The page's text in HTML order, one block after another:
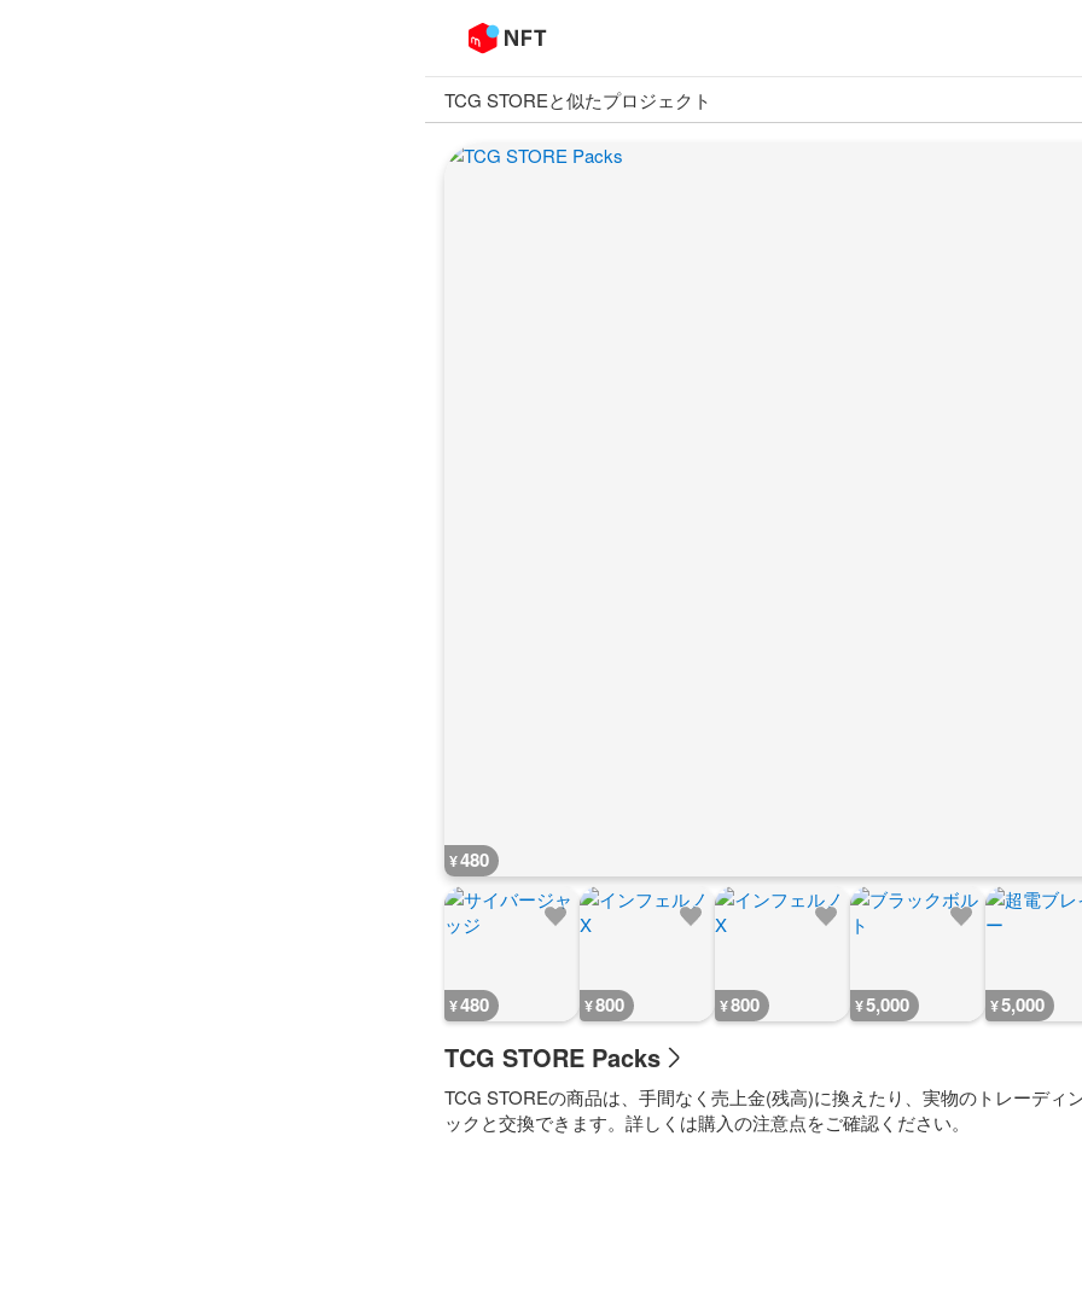
TCG STOREと似たプロジェクト
¥480
¥480 ¥800 ¥800 ¥5,000 ¥5,000
TCG STORE Packs
TCG STOREの商品は、手間なく売上金(残高)に換えたり、実物のトレーディ
ックと交換できます。詳しくは購入の注意点をご確認ください。